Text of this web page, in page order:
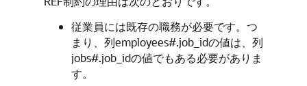
従業員には既存の職務が必要です。つ
まり、列employees#.job_idの値は、列
jobs#.job_idの値でもある必要がありま
す。